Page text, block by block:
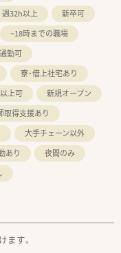
週32h以上
新卒可
~18時までの職場
勤可
寮・借上社宅あり
上可
新規オープン
取得支援あり
大手チェーン以外
あり
夜間のみ
ます。